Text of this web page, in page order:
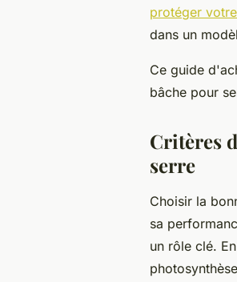
protéger
dans un
Ce guide
bâche pour
Critères
serre
Choisir la
sa
un rôle clé.